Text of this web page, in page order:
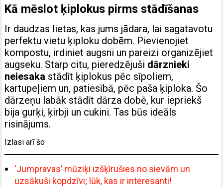
Kā mēslot ķiplokus pirms stādīšanas
Ir daudzas lietas, kas jums jādara, lai sagatavotu
perfektu vietu ķiploku dobēm. Pievienojiet
kompostu, irdiniet augsni un pareizi organizējiet
augseku. Starp citu, pieredzējuši dārznieki
neiesaka stādīt ķiplokus pēc sīpoliem,
kartupeļiem un, patiesībā, pēc paša ķiploka. Šo
dārzeņu labāk stādīt dārza dobē, kur iepriekš
bija gurķi, ķirbji un cukini. Tas būs ideāls
risinājums.
Izlasi arī šo
‘Jumpravas’ mūziķi izšķīrušies no sievām un
uzsākuši kopdzīvi; lūk, kas ir interesanti!